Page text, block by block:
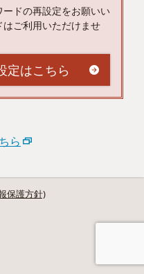
ドの再設定をお願いい
ご利用いただけませ
定はこちら
ら
保護方針)